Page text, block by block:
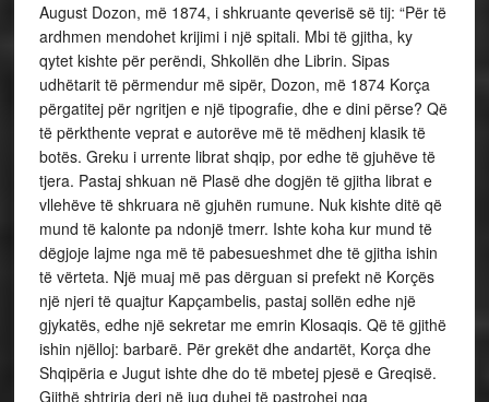
August Dozon, më 1874, i shkruante qeverisë së tij: “Për të
ardhmen mendohet krijimi i një spitali. Mbi të gjitha, ky
qytet kishte për perëndi, Shkollën dhe Librin. Sipas
udhëtarit të përmendur më sipër, Dozon, më 1874 Korça
përgatitej për ngritjen e një tipografie, dhe e dini përse? Që
të përkthente veprat e autorëve më të mëdhenj klasik të
botës. Greku i urrente librat shqip, por edhe të gjuhëve të
tjera. Pastaj shkuan në Plasë dhe dogjën të gjitha librat e
vllehëve të shkruara në gjuhën rumune. Nuk kishte ditë që
mund të kalonte pa ndonjë tmerr. Ishte koha kur mund të
dëgjoje lajme nga më të pabesueshmet dhe të gjitha ishin
të vërteta. Një muaj më pas dërguan si prefekt në Korçës
një njeri të quajtur Kapçambelis, pastaj sollën edhe një
gjykatës, edhe një sekretar me emrin Klosaqis. Që të gjithë
ishin njëlloj: barbarë. Për grekët dhe andartët, Korça dhe
Shqipëria e Jugut ishte dhe do të mbetej pjesë e Greqisë.
Gjithë shtrirja deri në jug duhej të pastrohej nga